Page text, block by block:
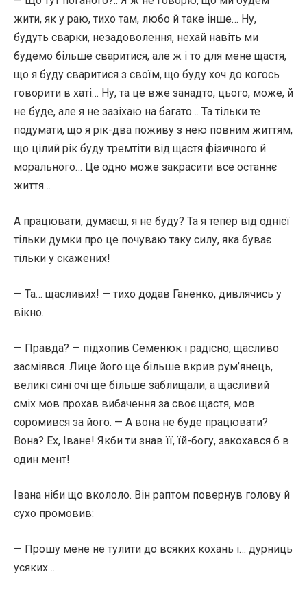
жити, як у раю, тихо там, любо й таке інше… Ну,
будуть сварки, незадоволення, нехай навіть ми
будемо більше сваритися, але ж і то для мене щастя,
що я буду сваритися з своїм, що буду хоч до когось
говорити в хаті… Ну, та це вже занадто, цього, може, й
не буде, але я не зазіхаю на багато… Та тільки те
подумати, що я рік-два поживу з нею повним життям,
що цілий рік буду тремтіти від щастя фізичного й
морального… Це одно може закрасити все останнє
життя…
А працювати, думаєш, я не буду? Та я тепер від однієї
тільки думки про це почуваю таку силу, яка буває
тільки у скажених!
— Та… щасливих! — тихо додав Ганенко, дивлячись у
вікно.
— Правда? — підхопив Семенюк і радісно, щасливо
засміявся. Лице його ще більше вкрив рум’янець,
великі сині очі ще більше заблищали, а щасливий
сміх мов прохав вибачення за своє щастя, мов
соромився за його. — А вона не буде працювати?
Вона? Ех, Іване! Якби ти знав її, їй-богу, закохався б в
один мент!
Івана ніби що вкололо. Він раптом повернув голову й
сухо промовив:
— Прошу мене не тулити до всяких кохань і… дурниць
усяких…